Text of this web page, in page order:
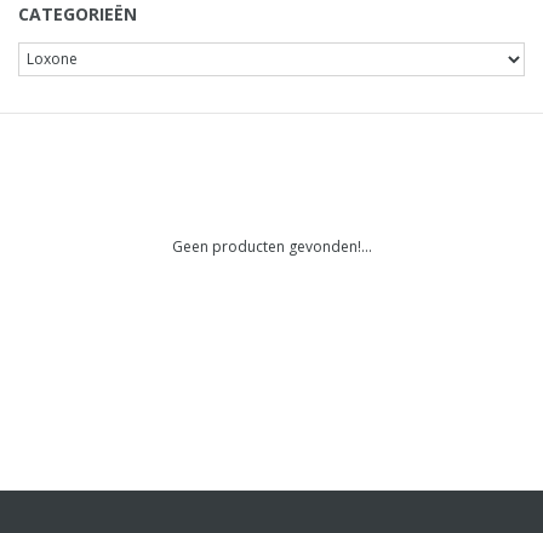
CATEGORIEËN
Geen producten gevonden!...